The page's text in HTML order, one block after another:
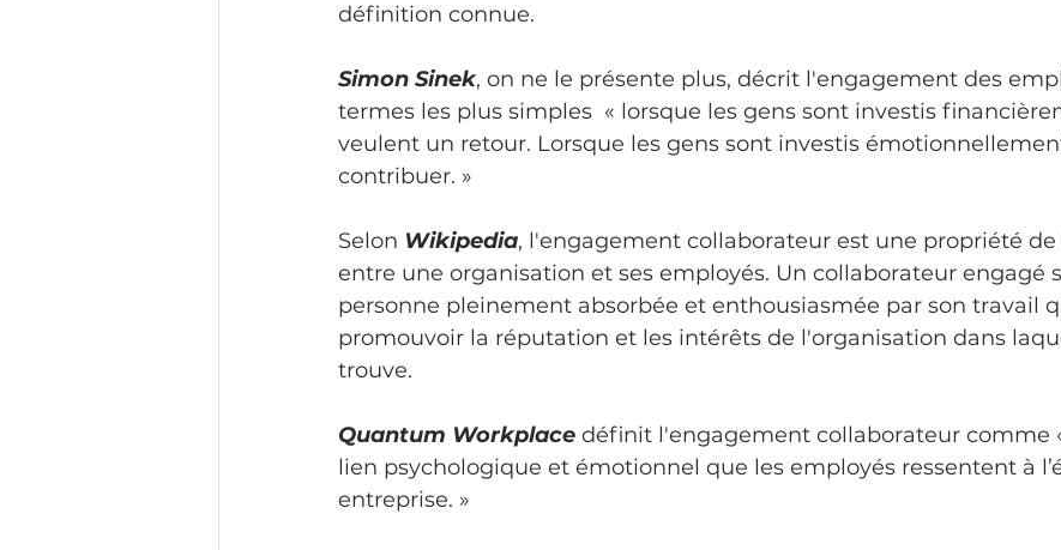
définition connue.
Simon Sinek, on ne le présente plus, décrit l'engagement des
termes les plus simples  « lorsque les gens sont investis
veulent un retour. Lorsque les gens sont investis
contribuer. »
Selon Wikipedia, l'engagement collaborateur est une propriété
entre une organisation et ses employés. Un collaborateur engagé
personne pleinement absorbée et enthousiasmée par son travail
promouvoir la réputation et les intérêts de l'organisation dans
trouve.
Quantum Workplace définit l'engagement collaborateur comme
lien psychologique et émotionnel que les employés ressentent à
entreprise. »